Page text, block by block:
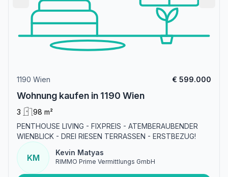
1190 Wien € 599.000
Wohnung kaufen in 1190 Wien
3
98 m²
PENTHOUSE LIVING - FIXPREIS - ATEMBERAUBENDER
WIENBLICK - DREI RIESEN TERRASSEN - ERSTBEZUG!
KM
Kevin Matyas
RIMMO Prime Vermittlungs GmbH